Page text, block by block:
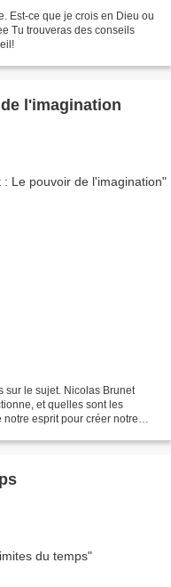
Est-ce que je crois en Dieu ou
Tu trouveras des conseils
l'imagination
sur le sujet. Nicolas Brunet
et quelles sont les
esprit pour créer notre